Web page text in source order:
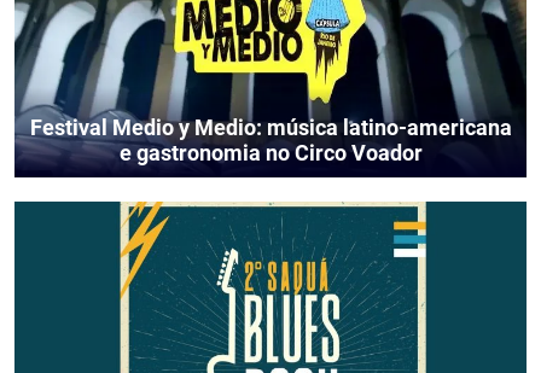
Festival Medio y Medio: música latino-americana
e gastronomia no Circo Voador